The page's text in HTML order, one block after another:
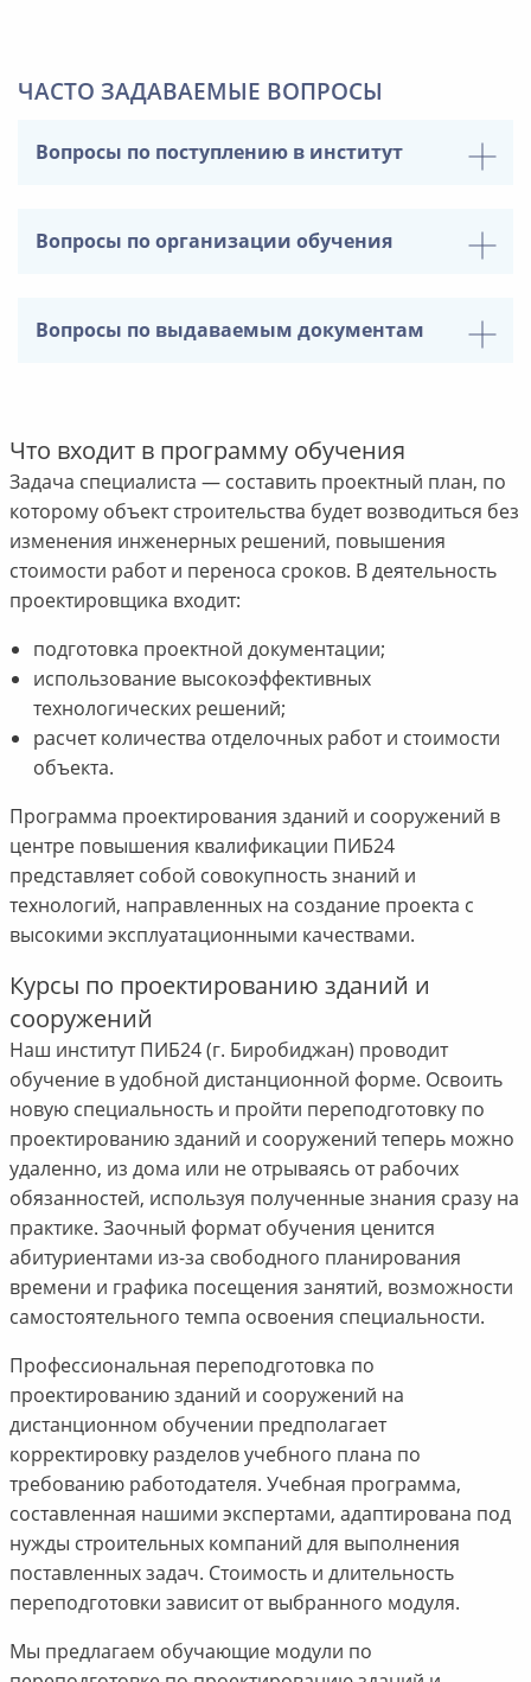
ЧАСТО ЗАДАВАЕМЫЕ ВОПРОСЫ
Вопросы по поступлению в институт
Вопросы по организации обучения
Вопросы по выдаваемым документам
Что входит в программу обучения
Задача специалиста — составить проектный план, по
которому объект строительства будет возводиться без
изменения инженерных решений, повышения
стоимости работ и переноса сроков. В деятельность
проектировщика входит:
подготовка проектной документации;
использование высокоэффективных
технологических решений;
расчет количества отделочных работ и стоимости
объекта.
Программа проектирования зданий и сооружений в
центре повышения квалификации ПИБ24
представляет собой совокупность знаний и
технологий, направленных на создание проекта с
высокими эксплуатационными качествами.
Курсы по проектированию зданий и
сооружений
Наш институт ПИБ24 (г. Биробиджан) проводит
обучение в удобной дистанционной форме. Освоить
новую специальность и пройти переподготовку по
проектированию зданий и сооружений теперь можно
удаленно, из дома или не отрываясь от рабочих
обязанностей, используя полученные знания сразу на
практике. Заочный формат обучения ценится
абитуриентами из-за свободного планирования
времени и графика посещения занятий, возможности
самостоятельного темпа освоения специальности.
Профессиональная переподготовка по
проектированию зданий и сооружений на
дистанционном обучении предполагает
корректировку разделов учебного плана по
требованию работодателя. Учебная программа,
составленная нашими экспертами, адаптирована под
нужды строительных компаний для выполнения
поставленных задач. Стоимость и длительность
переподготовки зависит от выбранного модуля.
Мы предлагаем обучающие модули по